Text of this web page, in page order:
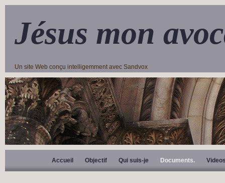
Jésus mon
Un site Web conçu intelligemment avec Sandvox
Accueil Objectif Qui suis-je Documents.